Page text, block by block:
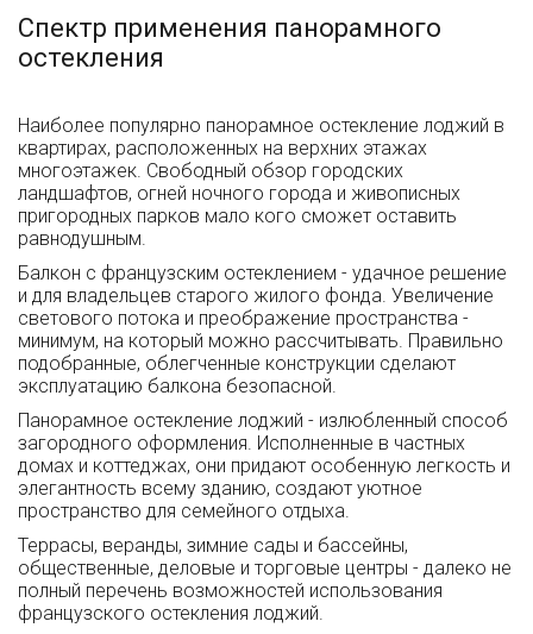
Спектр применения панорамного
остекления
Наиболее популярно панорамное остекление лоджий в
квартирах, расположенных на верхних этажах
многоэтажек. Свободный обзор городских
ландшафтов, огней ночного города и живописных
пригородных парков мало кого сможет оставить
равнодушным.
Балкон с французским остеклением - удачное решение
и для владельцев старого жилого фонда. Увеличение
светового потока и преображение пространства -
минимум, на который можно рассчитывать. Правильно
подобранные, облегченные конструкции сделают
эксплуатацию балкона безопасной.
Панорамное остекление лоджий - излюбленный способ
загородного оформления. Исполненные в частных
домах и коттеджах, они придают особенную легкость и
элегантность всему зданию, создают уютное
пространство для семейного отдыха.
Террасы, веранды, зимние сады и бассейны,
общественные, деловые и торговые центры - далеко не
полный перечень возможностей использования
французского остекления лоджий.